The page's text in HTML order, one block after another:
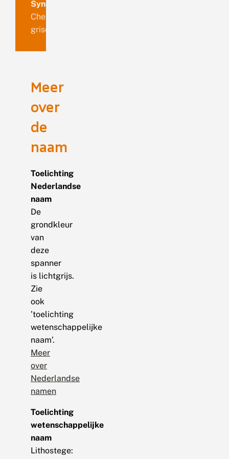
Synoniemen
Chesias
griseata
Meer
over
de
naam
Toelichting
Nederlandse
naam
De
grondkleur
van
deze
spanner
is lichtgrijs.
Zie
ook
’toelichting
wetenschappelijke
naam’.
Meer
over
Nederlandse
namen
Toelichting
wetenschappelijke
naam
Lithostege: